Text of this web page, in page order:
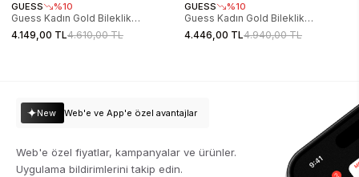
GUESS %10
Guess Kadın Gold Bileklik
JGUJUBB06079JWYGS
4.149,00 TL4.610,00 TL
GUESS %10
Guess Kadın Gold Bileklik
JGUJUBB06071JWYGS
4.446,00 TL4.940,00 TL
New Web'e ve App'e özel avantajlar
Web'e özel fiyatlar, kampanyalar ve ürünler.
Uygulama bildirimlerini takip edin.